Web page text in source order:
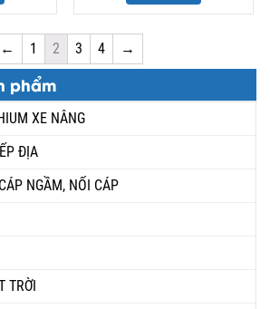
phẩm
XE NÂNG
ĐỊA
NGẦM, NỐI CÁP
TRỜI
← 1 2 3 4 →